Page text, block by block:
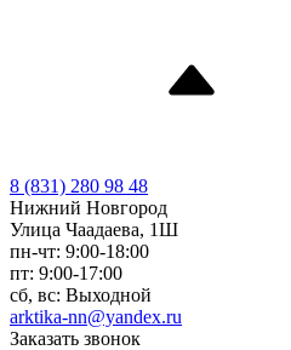
8 (831) 280 98 48
Нижний Новгород
Улица Чаадаева, 1Ш
пн-чт: 9:00-18:00
пт: 9:00-17:00
сб, вс: Выходной
arktika-nn@yandex.ru
Заказать звонок